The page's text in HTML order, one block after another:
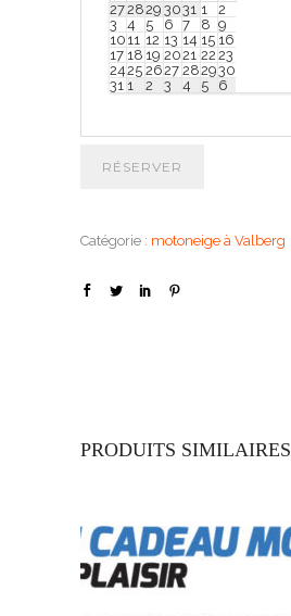
272829 3031 1
2
3
4 5 6 7 8 9
10 11 12 13 14 15 16
17 18 19 2021 22 23
2425 2627 282930
31 1 2 3 4 5 6
RÉSERVER
Catégorie : motoneige à Valberg
PRODUITS SIMILAIRES